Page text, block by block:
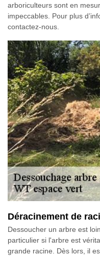
arboriculteurs sont en
impeccables. Pour plus
contactez-nous.
Déracinement de
Dessoucher un arbre est
particulier si l'arbre est
grande racine. Dès lors, il